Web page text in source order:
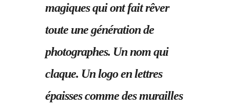
magiques qui ont fait rêver
toute une génération de
photographes. Un nom qui
claque. Un logo en lettres
épaisses comme des murailles